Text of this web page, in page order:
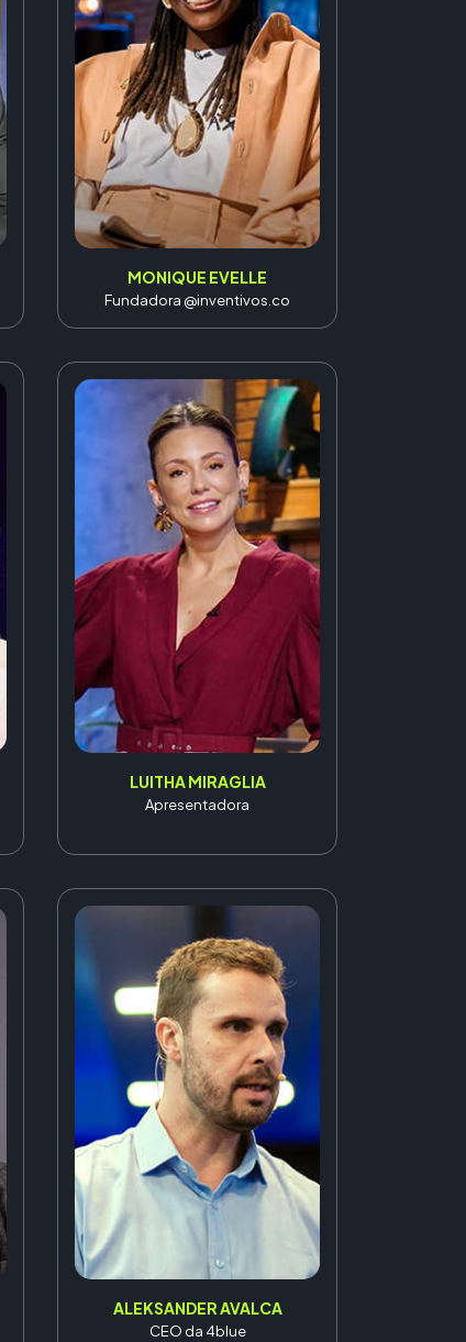
MONIQUE EVELLE
Fundadora @inventivos.co
LUITHA MIRAGLIA
Apresentadora
ALEKSANDER AVALCA
CEO da 4blue